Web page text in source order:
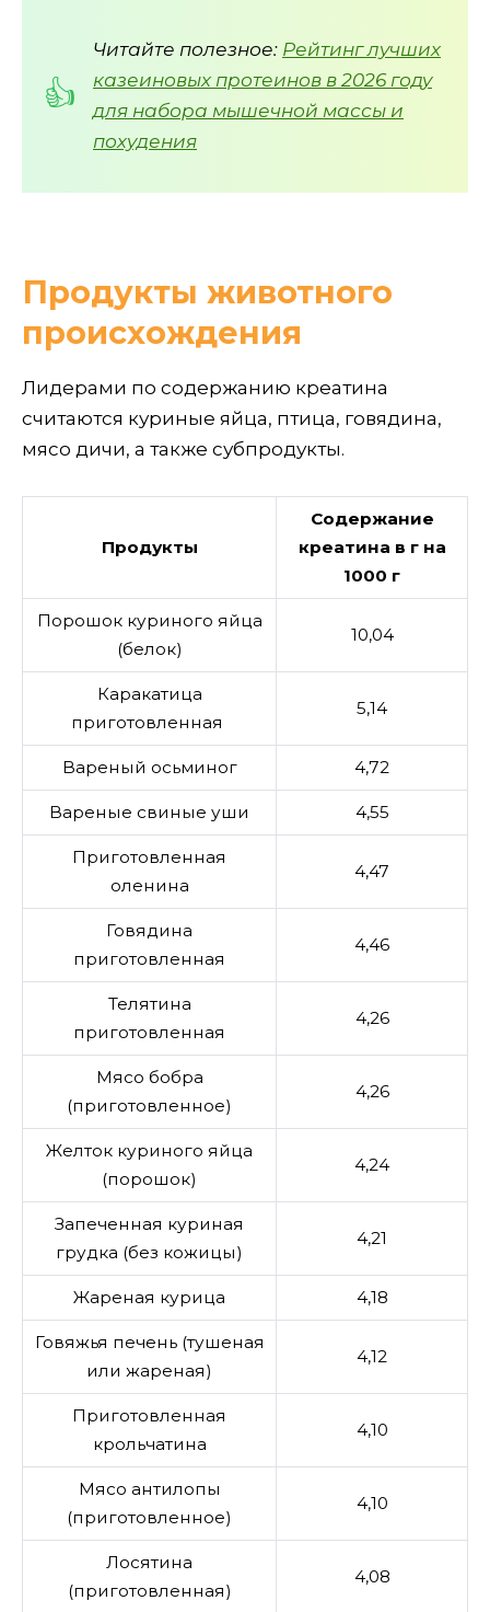
Читайте полезное: Рейтинг лучших
казеиновых протеинов в 2026 году
для набора мышечной массы и
похудения
Продукты животного
происхождения
Лидерами по содержанию креатина
считаются куриные яйца, птица, говядина,
мясо дичи, а также субпродукты.
Продукты
Содержание
креатина в г на
1000 г
Порошок куриного яйца
(белок)
10,04
Каракатица
приготовленная
5,14
Вареный осьминог 4,72
Вареные свиные уши 4,55
Приготовленная
оленина
4,47
Говядина
приготовленная
4,46
Телятина
приготовленная
4,26
Мясо бобра
(приготовленное)
4,26
Желток куриного яйца
(порошок)
4,24
Запеченная куриная
грудка (без кожицы)
4,21
Жареная курица 4,18
Говяжья печень (тушеная
или жареная)
4,12
Приготовленная
крольчатина
4,10
Мясо антилопы
(приготовленное)
4,10
Лосятина
(приготовленная)
4,08